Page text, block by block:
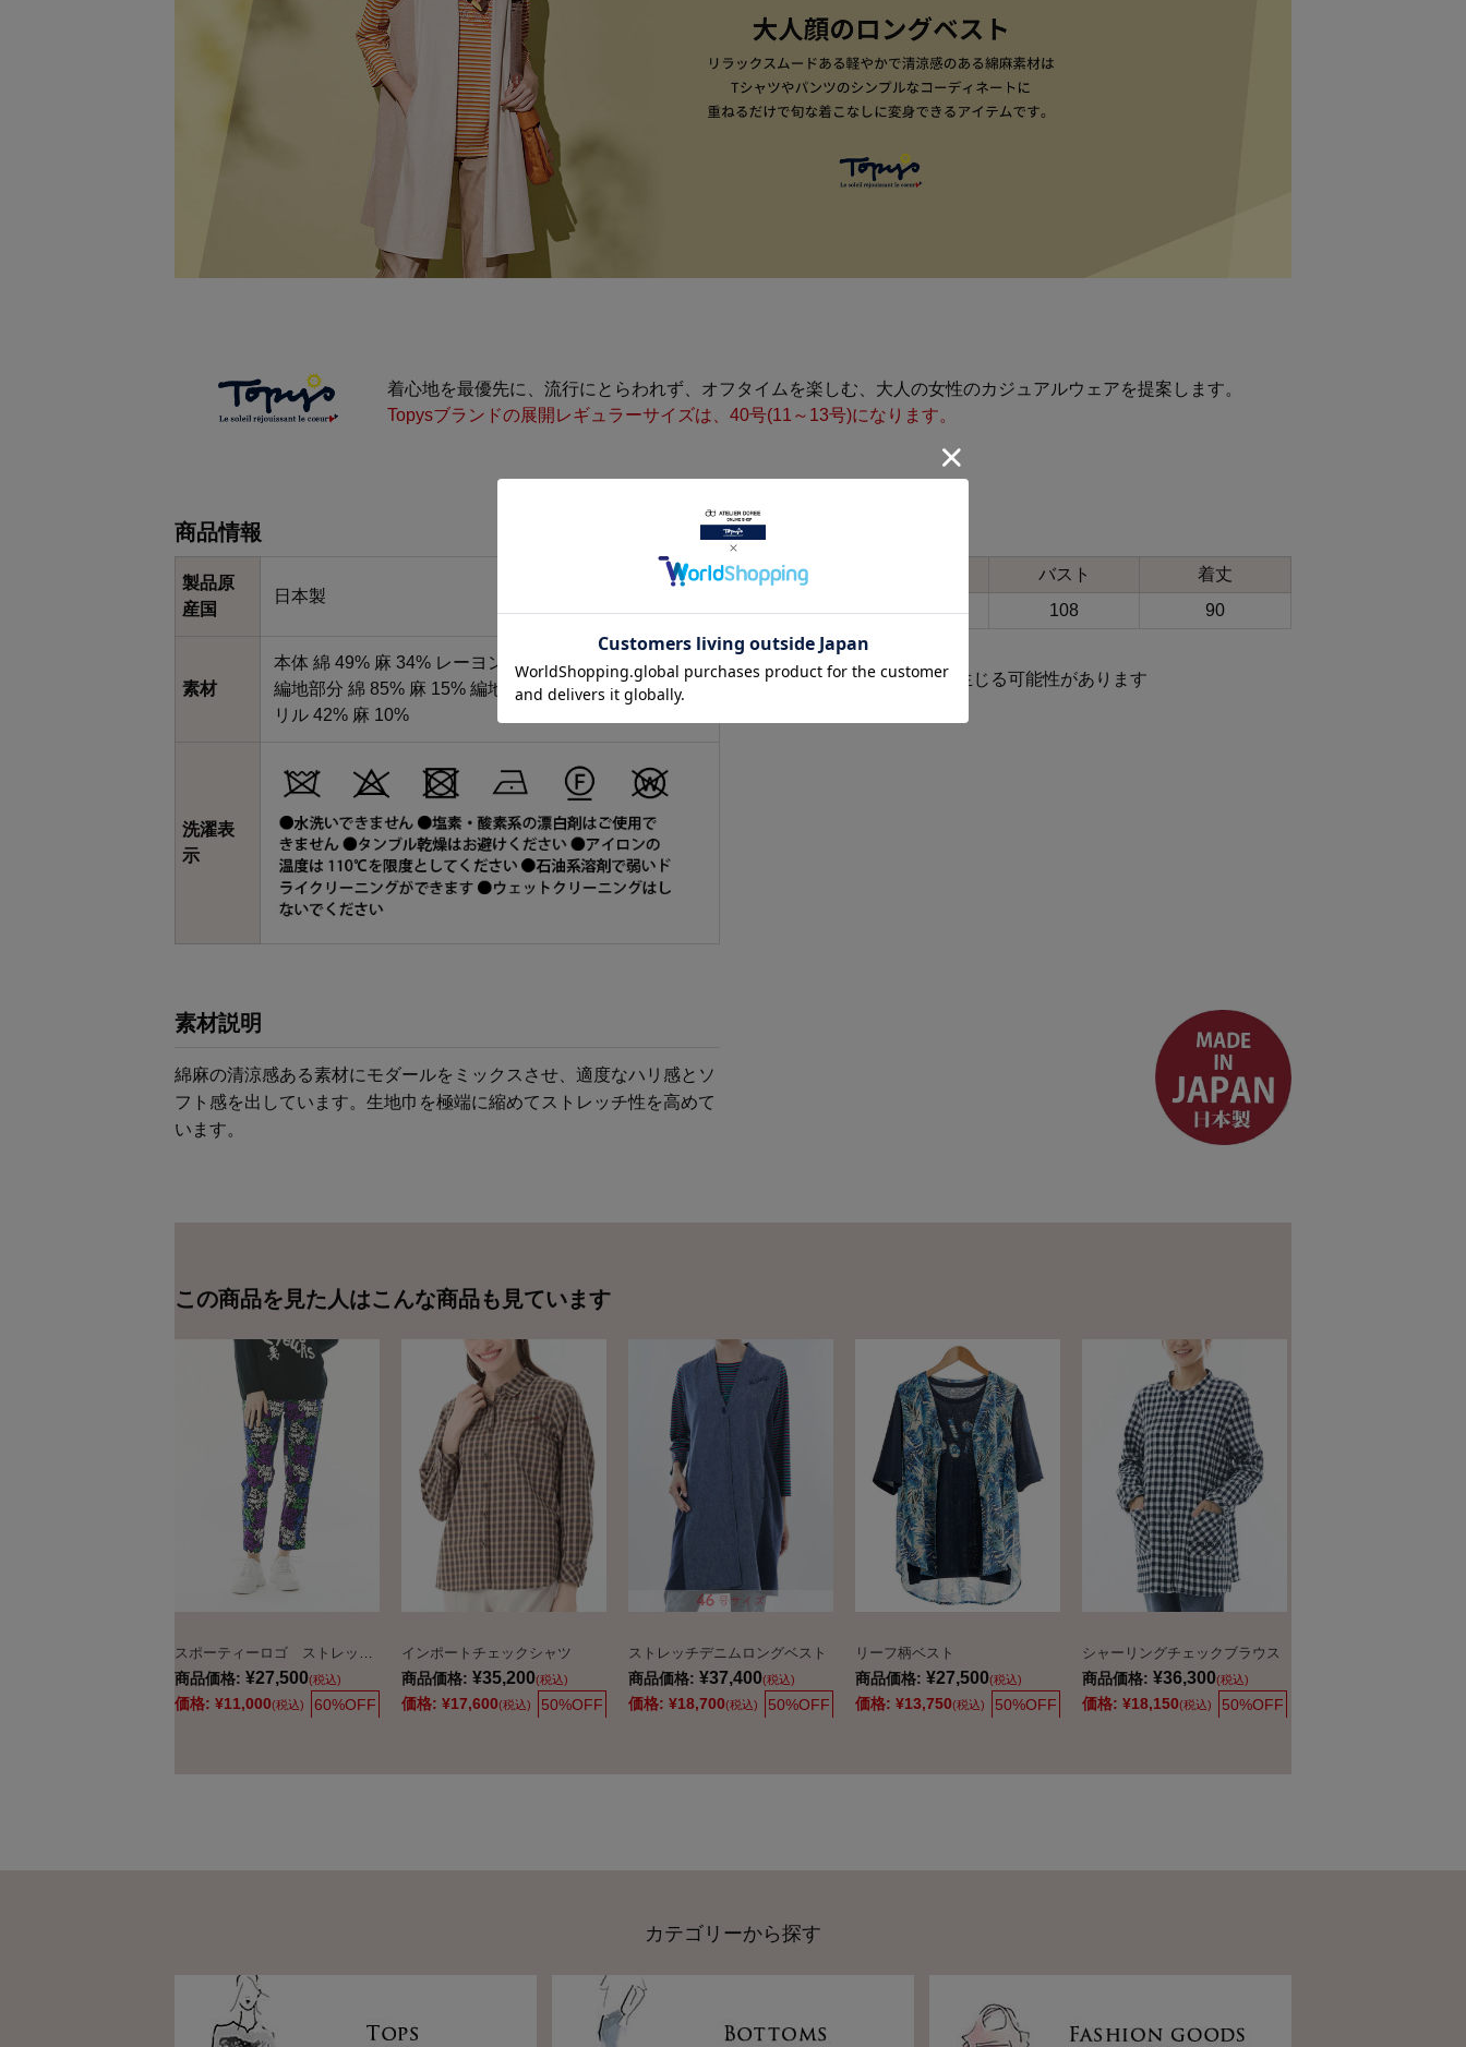
着心地を最優先に、流行にとらわれず、オフタイムを楽しむ、大人の女性のカジュアルウェアを提案します。
Topysブランドの展開レギュラーサイズは、40号(11～13号)になります。
商品情報
製品原
産国
日本製
素材
本体 綿 49% 麻 34% レーヨン 15% ポリウレタン 2%
編地部分 綿 85% 麻 15% 編地部分 レーヨン 48% アク
リル 42% 麻 10%
洗濯表
示
サイズ
サイズ バスト
着丈
40
37 108 90
サイズについてはこちら
※サイズは多少の個体差が生じる可能性があります
素材説明
綿麻の清涼感ある素材にモダールをミックスさせ、適度なハリ感とソ
フト感を出しています。生地巾を極端に縮めてストレッチ性を高めて
います。
この商品を見た人はこんな商品も見ています
商品価格: ¥27,500(税込)
価格: ¥11,000(税込) 60%OFF
インポートチェックシャツ
商品価格: ¥35,200(税込)
価格: ¥17,600(税込) 50%OFF
ストレッチデニムロングベスト
商品価格: ¥37,400(税込)
価格: ¥18,700(税込) 50%OFF
リーフ柄ベスト
商品価格: ¥27,500(税込)
価格: ¥13,750(税込) 50%OFF
シャーリングチェックブラウス
商品価格: ¥36,300(税込)
価格: ¥18,150(税込) 50%OFF
カテゴリーから探す